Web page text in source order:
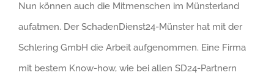
Nun können auch die Mitmenschen im Münsterland
aufatmen. Der SchadenDienst24-Münster hat mit der
Schlering GmbH die Arbeit aufgenommen. Eine Firma
mit bestem Know-how, wie bei allen SD24-Partnern